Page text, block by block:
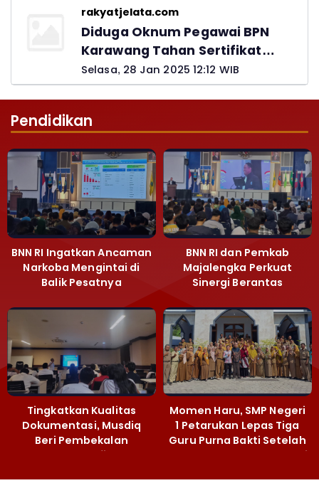
rakyatjelata.com
Diduga Oknum Pegawai BPN
Karawang Tahan Sertifikat
Pemohon PTSL
Selasa, 28 Jan 2025 12:12 WIB
Pendidikan
BNN RI Ingatkan Ancaman
Narkoba Mengintai di
Balik Pesatnya
Majalengka
BNN RI dan Pemkab
Majalengka Perkuat
Sinergi Berantas
Narkoba
Tingkatkan Kualitas
Dokumentasi, Musdiq
Beri Pembekalan
Fotografi ‎
Momen Haru, SMP Negeri
1 Petarukan Lepas Tiga
Guru Purna Bakti Setelah
Puluhan Tahun Mengabdi